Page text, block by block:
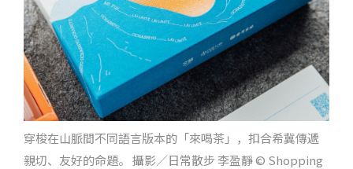
穿梭在山脈間不同語言版本的「來喝茶」，扣合希冀傳遞
親切、友好的命題。 攝影／日常散步 李盈靜 © Shopping